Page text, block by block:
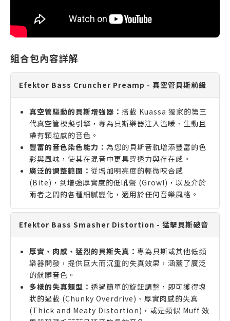
組合包內容詳解
Efektor Bass Cruncher Preamp - 真空管貝斯前級
真空管驅動的貝斯增強器： 搭載 Kuassa 獨家的第三
代真空管模擬引擎，專為貝斯樂器注入溫暖、生動且
帶有顆粒感的音色。
豐富的音色染色能力： 為您的貝斯音軌增添豐富的色
彩與風味，使其在混音中更具穿透力與存在感。
廣泛的調整範圍： 從增加明亮度的輕微咬合感
(Bite)，到增強厚實度的低吼聲 (Growl)，以及介於
兩者之間的各種細膩變化，適用於任何音樂風格。
Efektor Bass Smasher Distortion - 猛擊貝斯破音
厚實、肉感、猛烈的貝斯失真： 專為貝斯或其他低頻
樂器開發，提供巨大而沉重的失真效果，涵蓋了廣泛
的骯髒音色。
多樣的失真類型： 透過簡單的旋鈕調整，即可獲得塊
狀的過載 (Chunky Overdrive)、厚實肉感的失真
(Thick and Meaty Distortion)，或是類似 Muff 效